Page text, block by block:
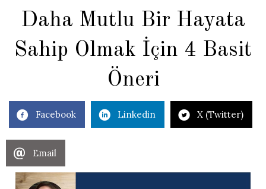
Daha Mutlu Bir Hayata
Sahip Olmak İçin 4 Basit
Öneri
Facebook Linkedin X (Twitter)
Email